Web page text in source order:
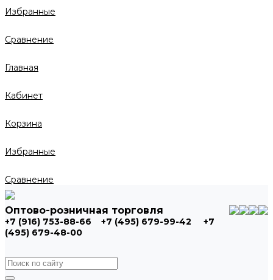
Избранные
Сравнение
Главная
Кабинет
Корзина
Избранные
Сравнение
Оптово-розничная торговля
+7 (916) 753-88-66 +7 (495) 679-99-42
+7
(495) 679-48-00